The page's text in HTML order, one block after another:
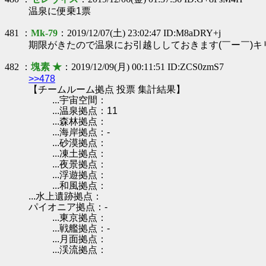
温泉に便乗1票
481 ： Mk-79 ：2019/12/07(土) 23:02:47 ID:M8aDRY+j
期限がきたので温泉にお引越ししておきます(￣ー￣)キ
482 ： 塊素 ★ ：2019/12/09(月) 00:11:51 ID:ZCS0zmS7
>>478
【チームルーム拠点 投票 集計結果】
...宇宙空間：
...温泉拠点：11
...森林拠点：
...海岸拠点：-
...砂漠拠点：
...凍土拠点：
...夜景拠点：
...浮遊拠点：
...和風拠点：
...水上遺跡拠点：
パイオニア拠点：-
...東京拠点：
...戦艦拠点：-
...月面拠点：
...渓流拠点：